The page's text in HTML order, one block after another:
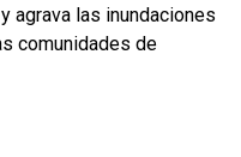
agrava las inundaciones
comunidades de